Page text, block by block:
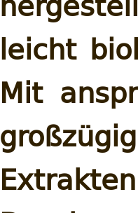
leicht
Mit